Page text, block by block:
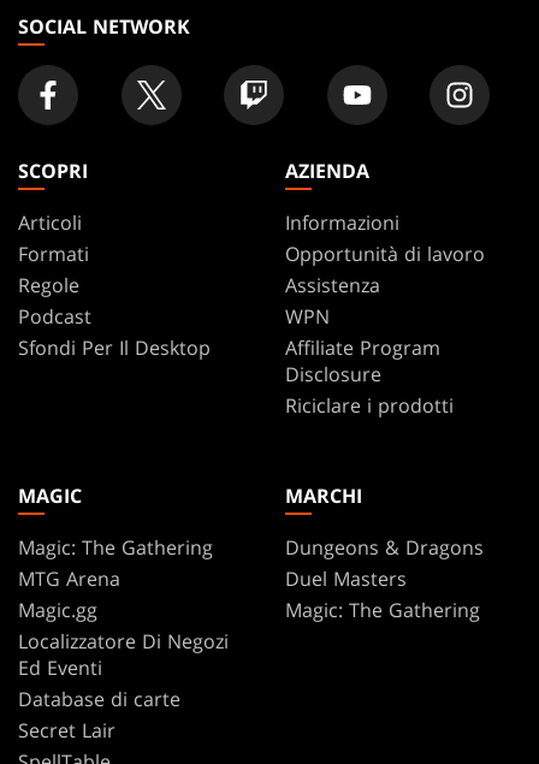
SOCIAL NETWORK
SCOPRI
Articoli
Formati
Regole
Podcast
Sfondi Per Il Desktop
AZIENDA
Informazioni
Opportunità di lavoro
Assistenza
WPN
Affiliate Program
Disclosure
Riciclare i prodotti
MAGIC
Magic: The Gathering
MTG Arena
Magic.gg
Localizzatore Di Negozi
Ed Eventi
Database di carte
Secret Lair
MARCHI
Dungeons & Dragons
Duel Masters
Magic: The Gathering